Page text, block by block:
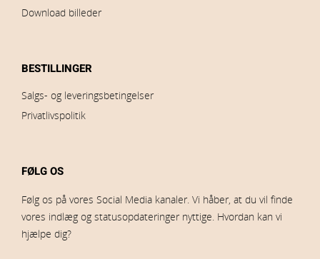
Download billeder
BESTILLINGER
Salgs- og leveringsbetingelser
Privatlivspolitik
FØLG OS
Følg os på vores Social Media kanaler. Vi håber, at du vil finde
vores indlæg og statusopdateringer nyttige. Hvordan kan vi
hjælpe dig?